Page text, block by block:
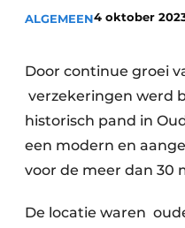
ALGEMEEN4 oktober
Door continue groei
verzekeringen werd
historisch pand in
een modern en
voor de meer dan 30
De locatie waren